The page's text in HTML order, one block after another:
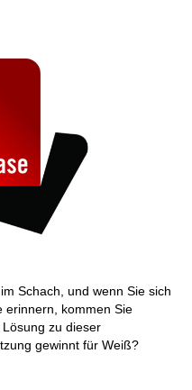
Schach, und wenn Sie sich
erinnern, kommen Sie
zu dieser
gewinnt für Weiß?